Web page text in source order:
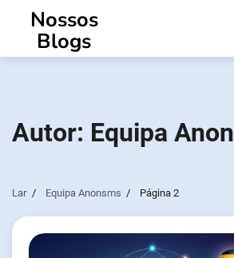
SaltarNossos
Blogs
Notificar Parceiros
Autor: Equipa
Lar Equipa Anonsms Página 2